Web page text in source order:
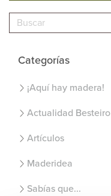
Categorías
¡Aquí hay madera!
Actualidad Besteiro
Artículos
Maderidea
Sabías que...